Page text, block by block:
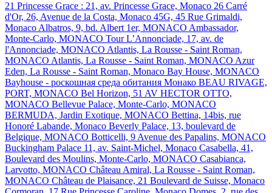
21 Princesse Grace : 21, av. Princesse Grace, Monaco 26 Carré
d'Or, 26, Avenue de la Costa, Monaco 45G, 45 Rue Grimaldi,
Monaco Albatros, 9, bd. Albert 1er, MONACO Ambassador,
Monte-Carlo, MONACO Tour L’Annonciade, 17, av. de
l'Annonciade, MONACO Atlantis, La Rousse - Saint Roman,
MONACO Atlantis, La Rousse - Saint Roman, MONACO Azur
Eden, La Rousse - Saint Roman, Monaco Bay House, MONACO
Bayhouse - роскошная среда обитания Монако BEAU RIVAGE,
PORT, MONACO Bel Horizon, 51 AV HECTOR OTTO,
MONACO Bellevue Palace, Monte-Carlo, MONACO
BERMUDA, Jardin Exotique, MONACO Bettina, 14bis, rue
Honoré Labande, Monaco Beverly Palace, 13, boulevard de
Belgique, MONACO Botticelli, 9 Avenue des Papalins, MONACO
Buckingham Palace 11, av. Saint-Michel, Monaco Casabella, 41,
Boulevard des Moulins, Monte-Carlo, MONACO Casabianca,
Larvotto, MONACO Château Amiral, La Rousse - Saint Roman,
MONACO Château de Plaisance, 21 Boulevard de Suisse, Monaco